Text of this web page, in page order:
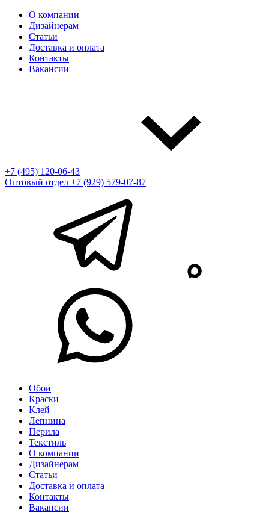
О компании
Дизайнерам
Статьи
Доставка и оплата
Контакты
Вакансии
+7 (495) 120-06-43
Оптовый отдел +7 (929) 579-07-87
Обои
Краски
Клей
Лепнина
Перила
Текстиль
О компании
Дизайнерам
Статьи
Доставка и оплата
Контакты
Вакансии